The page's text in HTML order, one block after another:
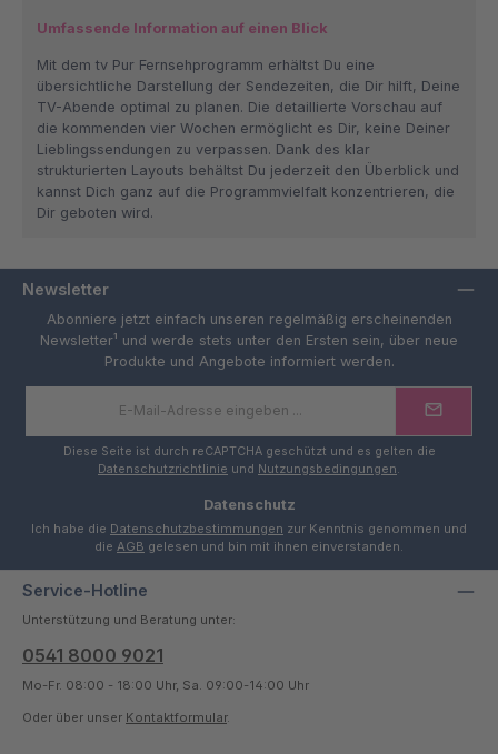
Umfassende Information auf einen Blick
Mit dem tv Pur Fernsehprogramm erhältst Du eine
übersichtliche Darstellung der Sendezeiten, die Dir hilft, Deine
TV-Abende optimal zu planen. Die detaillierte Vorschau auf
die kommenden vier Wochen ermöglicht es Dir, keine Deiner
Lieblingssendungen zu verpassen. Dank des klar
strukturierten Layouts behältst Du jederzeit den Überblick und
kannst Dich ganz auf die Programmvielfalt konzentrieren, die
Dir geboten wird.
Newsletter
Abonniere jetzt einfach unseren regelmäßig erscheinenden
Newsletter¹ und werde stets unter den Ersten sein, über neue
Produkte und Angebote informiert werden.
Diese Seite ist durch reCAPTCHA geschützt und es gelten die
Datenschutzrichtlinie und Nutzungsbedingungen.
Datenschutz
Ich habe die Datenschutzbestimmungen zur Kenntnis genommen und
die AGB gelesen und bin mit ihnen einverstanden.
Service-Hotline
Unterstützung und Beratung unter:
0541 8000 9021
Mo-Fr. 08:00 - 18:00 Uhr, Sa. 09:00-14:00 Uhr
Oder über unser Kontaktformular.